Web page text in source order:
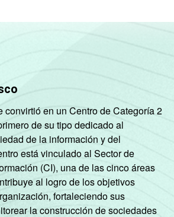
convirtió en un Centro de Categoría 2
de su tipo dedicado al
de la información y del
está vinculado al Sector de
(CI), una de las cinco áreas
al logro de los objetivos
fortaleciendo sus
la construcción de sociedades